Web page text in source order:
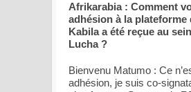
Afrikarabia : Comment
adhésion à la plateforme
Kabila a été reçue au
Lucha ?
Bienvenu Matumo : Ce
adhésion, je suis co-